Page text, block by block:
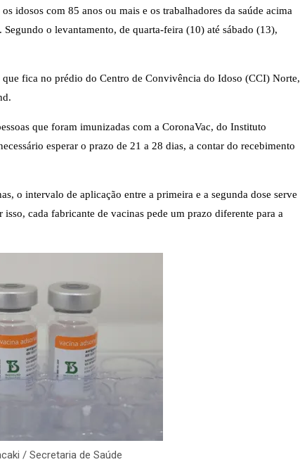
idosos com 85 anos ou mais e os trabalhadores da saúde acima
o levantamento, de quarta-feira (10) até sábado (13),
fica no prédio do Centro de Convivência do Idoso (CCI) Norte,
que foram imunizadas com a CoronaVac, do Instituto
esperar o prazo de 21 a 28 dias, a contar do recebimento
o intervalo de aplicação entre a primeira e a segunda dose serve
cada fabricante de vacinas pede um prazo diferente para a
/ Secretaria de Saúde